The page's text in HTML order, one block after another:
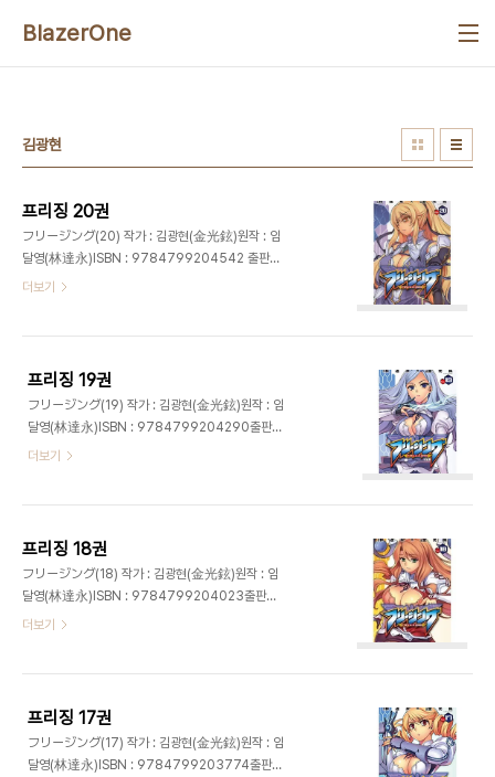
BlazerOne
김광현
프리징 20권
フリージング(20) 작가 : 김광현(金光鉉)원작 : 임
달영(林達永)ISBN : 9784799204542 출판사
: 킬타임커뮤니케이션발매일 : 2013년 7월 27일가
더보기
프리징 19권
フリージング(19) 작가 : 김광현(金光鉉)원작 : 임
달영(林達永)ISBN : 9784799204290출판사
: 킬타임커뮤니케이션발매일 : 2013년 5월 29일가
더보기
프리징 18권
フリージング(18) 작가 : 김광현(金光鉉)원작 : 임
달영(林達永)ISBN : 9784799204023출판사
: 킬타임커뮤니케이션발매일 : 2013년 3월 27일가
더보기
프리징 17권
フリージング(17) 작가 : 김광현(金光鉉)원작 : 임
달영(林達永)ISBN : 9784799203774출판사